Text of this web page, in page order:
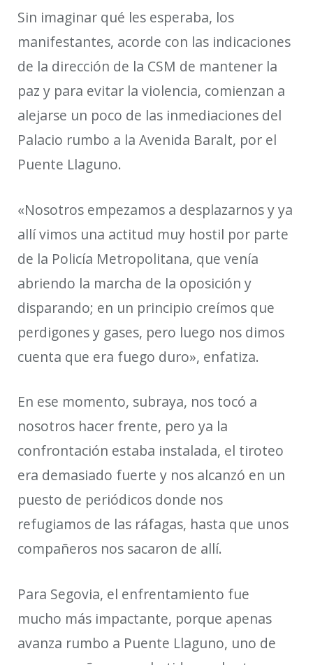
Sin imaginar qué les esperaba, los
manifestantes, acorde con las indicaciones
de la dirección de la CSM de mantener la
paz y para evitar la violencia, comienzan a
alejarse un poco de las inmediaciones del
Palacio rumbo a la Avenida Baralt, por el
Puente Llaguno.
«Nosotros empezamos a desplazarnos y ya
allí vimos una actitud muy hostil por parte
de la Policía Metropolitana, que venía
abriendo la marcha de la oposición y
disparando; en un principio creímos que
perdigones y gases, pero luego nos dimos
cuenta que era fuego duro», enfatiza.
En ese momento, subraya, nos tocó a
nosotros hacer frente, pero ya la
confrontación estaba instalada, el tiroteo
era demasiado fuerte y nos alcanzó en un
puesto de periódicos donde nos
refugiamos de las ráfagas, hasta que unos
compañeros nos sacaron de allí.
Para Segovia, el enfrentamiento fue
mucho más impactante, porque apenas
avanza rumbo a Puente Llaguno, uno de